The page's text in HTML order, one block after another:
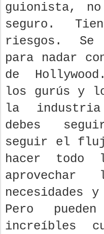
guionista,
seguro.
riesgos.
para nadar
de
los gurús y
la
debes
seguir el
hacer todo
aprovechar
necesidades
Pero
increíbles